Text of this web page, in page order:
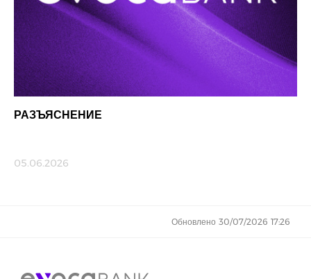
РАЗЪЯСНЕНИЕ
05.06.2026
Обновлено 30/07/2026 17:26